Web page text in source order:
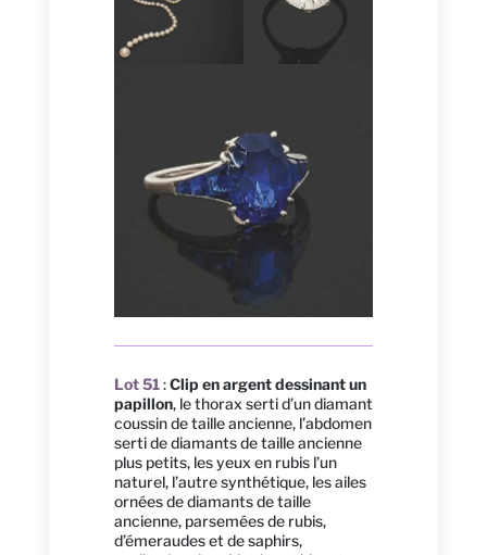
Lot 51:Clip en argent dessinant un
papillon, le thorax serti d’un diamant
coussin de taille ancienne, l’abdomen
serti de diamants de taille ancienne
plus petits, les yeux en rubis l’un
naturel, l’autre synthétique, les ailes
ornées de diamants de taille
ancienne, parsemées de rubis,
d’émeraudes et de saphirs,